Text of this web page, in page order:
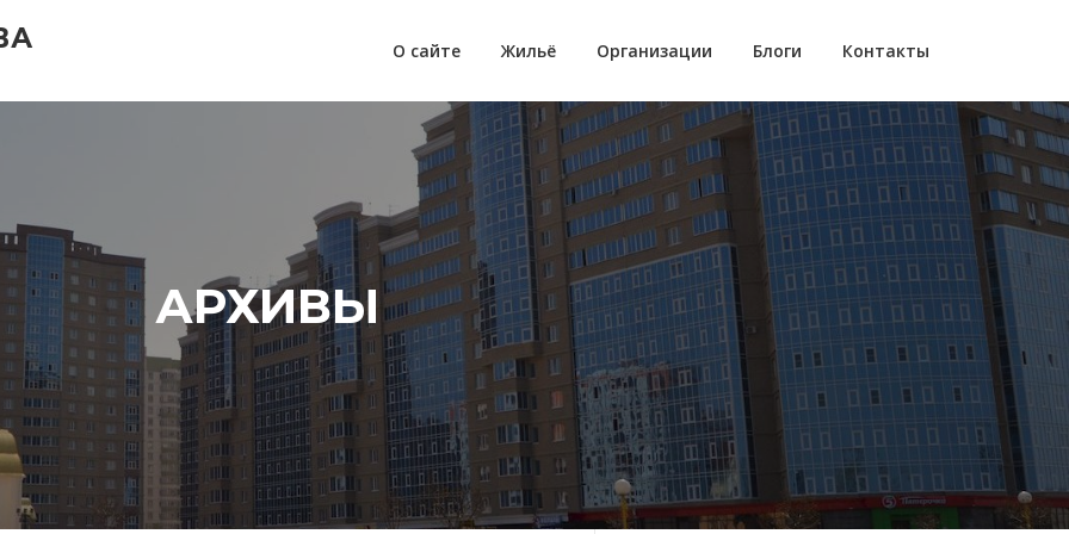
О сайте Жильё Организации Блоги Контакты
АРХИВЫ